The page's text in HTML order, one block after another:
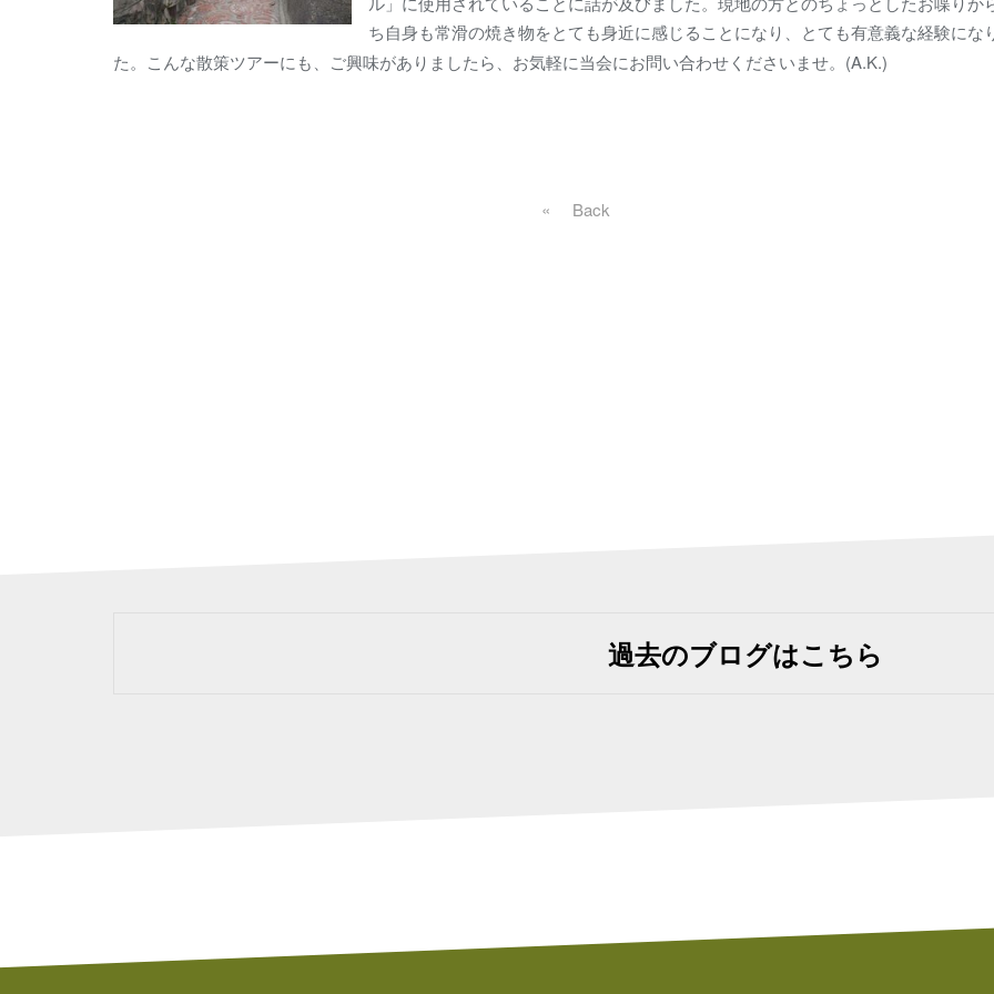
ル」に使用されていることに話が及びました。現地の方とのちょっとしたお喋りか
ち自身も常滑の焼き物をとても身近に感じることになり、とても有意義な経験にな
た。こんな散策ツアーにも、ご興味がありましたら、お気軽に当会にお問い合わせくださいませ。 (A.K.)
« 戻る
過去のブログはこちら